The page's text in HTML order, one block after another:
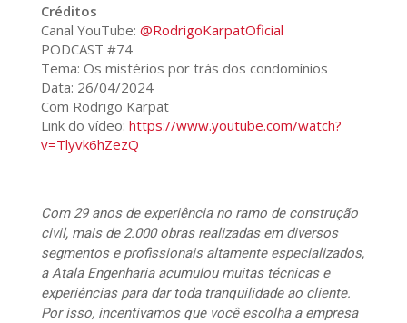
Créditos
Canal YouTube: @RodrigoKarpatOficial
PODCAST #74
Tema: Os mistérios por trás dos condomínios
Data: 26/04/2024
Com Rodrigo Karpat
Link do vídeo: https://www.youtube.com/watch?
v=Tlyvk6hZezQ
Com 29 anos de experiência no ramo de construção
civil, mais de 2.000 obras realizadas em diversos
segmentos e profissionais altamente especializados,
a Atala Engenharia acumulou muitas técnicas e
experiências para dar toda tranquilidade ao cliente.
Por isso, incentivamos que você escolha a empresa